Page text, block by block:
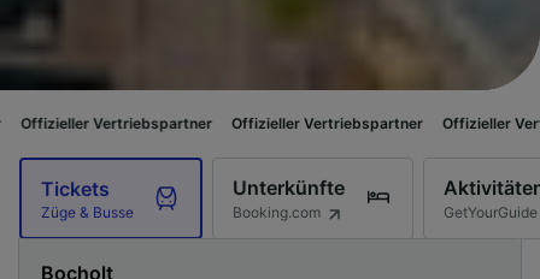
Offizieller Vertriebspartner Offizieller Vertriebspartner
Tickets
Züge & Busse
Unterkünfte
Booking.com GetYourGuide